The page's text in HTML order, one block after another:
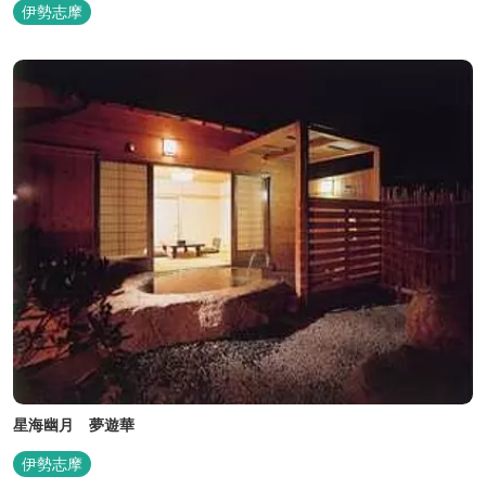
伊勢志摩
星海幽月 夢遊華
伊勢志摩